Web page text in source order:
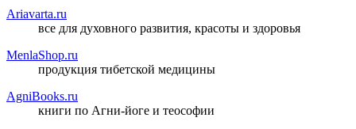
Ariavarta.ru
все для духовного развития, красоты и здоровья
MenlaShop.ru
продукция тибетской медицины
AgniBooks.ru
книги по Агни-йоге и теософии